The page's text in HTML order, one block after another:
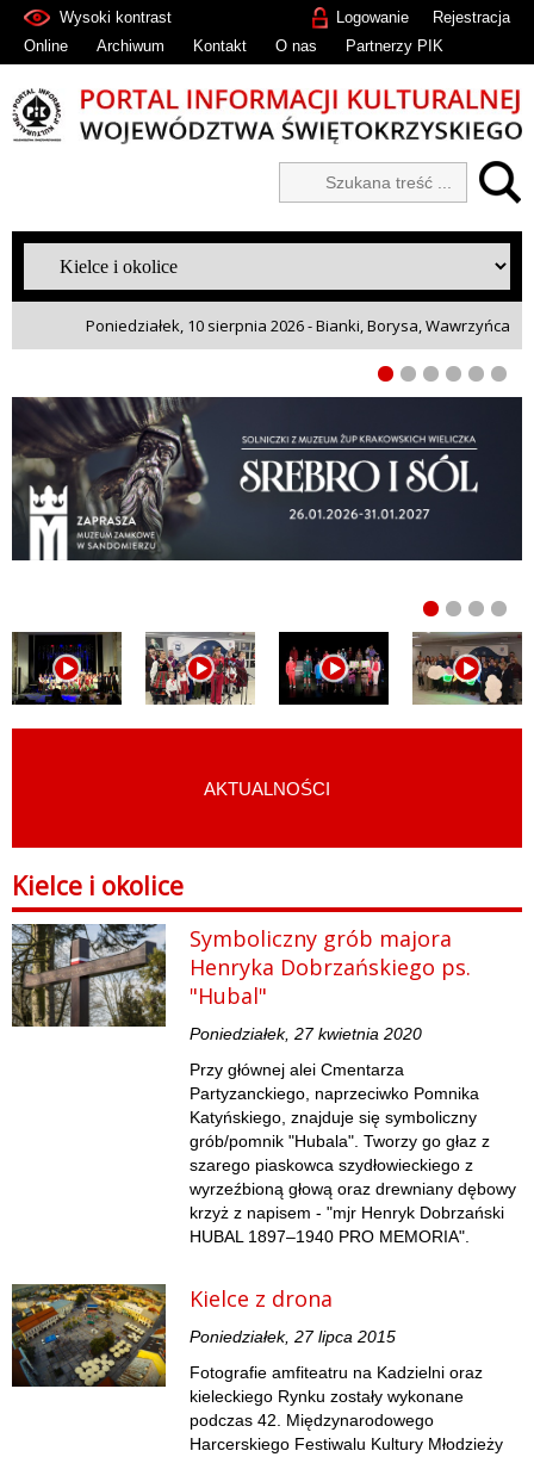
Rejestracja
Logowanie
Wysoki kontrast
Online
Archiwum Kontakt O nas Partnerzy PIK
Poniedziałek, 10 sierpnia 2026 - Bianki, Borysa, Wawrzyńca
AKTUALNOŚCI
Kielce i okolice
Symboliczny grób majora
Henryka Dobrzańskiego ps.
"Hubal"
Poniedziałek, 27 kwietnia 2020
Przy głównej alei Cmentarza
Partyzanckiego, naprzeciwko Pomnika
Katyńskiego, znajduje się symboliczny
grób/pomnik "Hubala". Tworzy go głaz z
szarego piaskowca szydłowieckiego z
wyrzeźbioną głową oraz drewniany dębowy
krzyż z napisem - "mjr Henryk Dobrzański
HUBAL 1897–1940 PRO MEMORIA".
Kielce z drona
Poniedziałek, 27 lipca 2015
Fotografie amfiteatru na Kadzielni oraz
kieleckiego Rynku zostały wykonane
podczas 42. Międzynarodowego
Harcerskiego Festiwalu Kultury Młodzieży